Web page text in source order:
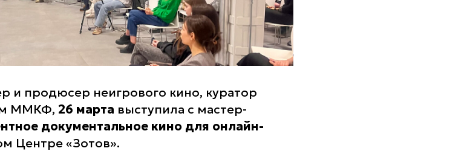
и продюсер неигрового кино, куратор
ММКФ, 26 марта выступила с мастер-
документальное кино для онлайн-
Центре «Зотов».